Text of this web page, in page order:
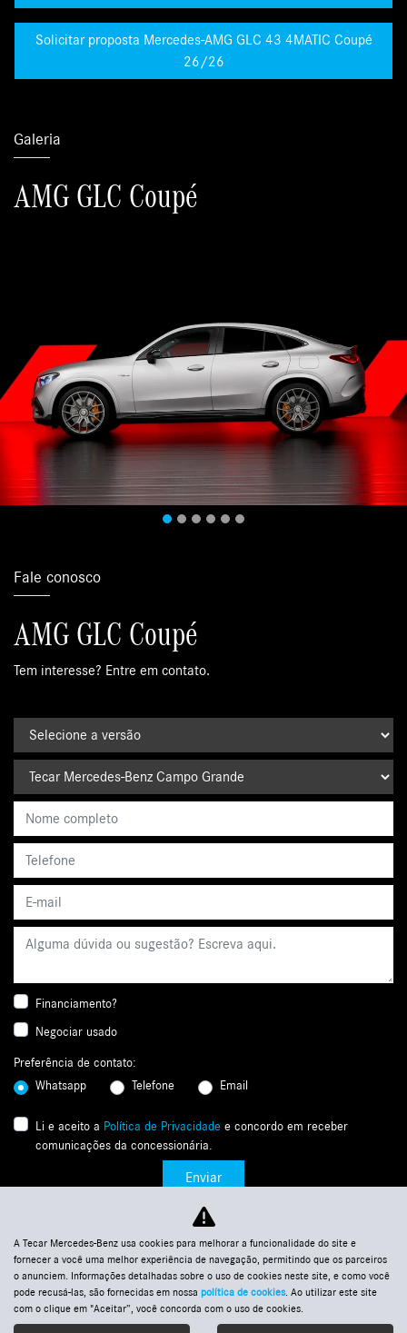
Solicitar proposta Mercedes-AMG GLC 43 4MATIC Coupé
26/26
Galeria
AMG GLC Coupé
Fale conosco
AMG GLC Coupé
Tem interesse? Entre em contato.
Financiamento?
Negociar usado
Preferência de contato:
Whatsapp
Telefone Email
Li e aceito a Política de Privacidade e concordo em receber
comunicações da concessionária.
Enviar
A Tecar Mercedes-Benz usa cookies para melhorar a funcionalidade do site e
fornecer a você uma melhor experiência de navegação, permitindo que os parceiros
o anunciem. Informações detalhadas sobre o uso de cookies neste site, e como você
pode recusá-las, são fornecidas em nossa política de cookies. Ao utilizar este site
com o clique em "Aceitar”, você concorda com o uso de cookies.